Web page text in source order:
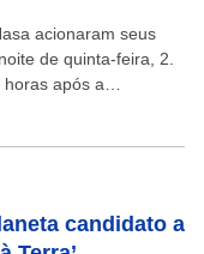
acionaram seus
de quinta-feira, 2.
após a
candidato a